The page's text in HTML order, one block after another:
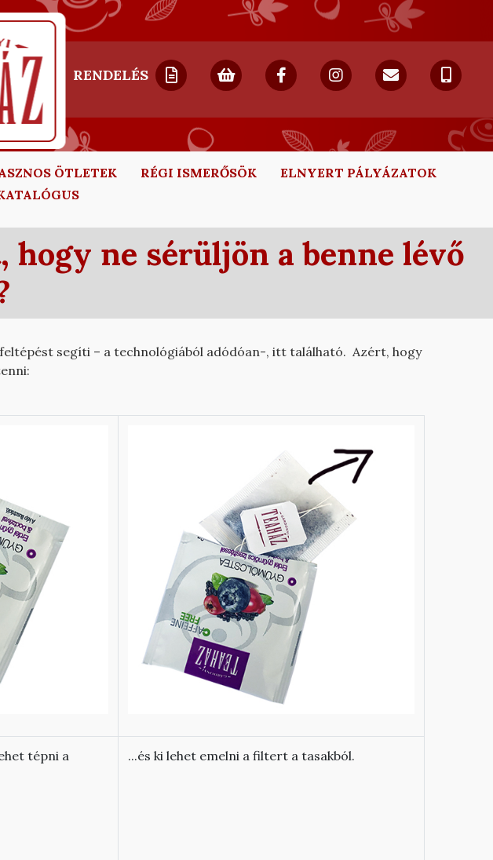
RENDELÉS
ÖTLETEK RÉGI ISMERŐSÖK
ELNYERT PÁLYÁZATOK
ne sérüljön a benne lévő
segíti – a technológiából adódóan-, itt található. Azért, hogy
tépni a
...és ki lehet emelni a filtert a tasakból.